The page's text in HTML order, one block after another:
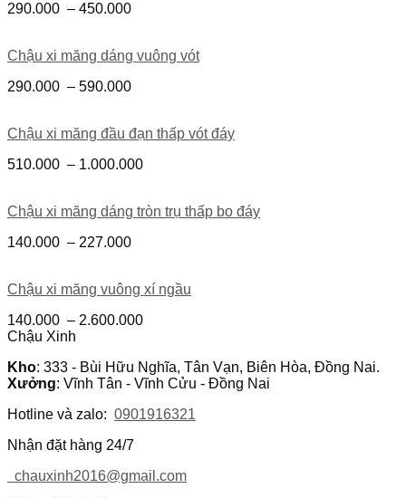
290.000 – 450.000
Chậu xi măng dáng vuông vót
290.000 – 590.000
Chậu xi măng đầu đạn thấp vót đáy
510.000 – 1.000.000
Chậu xi măng dáng tròn trụ thấp bo đáy
140.000 – 227.000
Chậu xi măng vuông xí ngầu
140.000 – 2.600.000
Chậu Xinh
Kho: 333 - Bùi Hữu Nghĩa, Tân Vạn, Biên Hòa, Đồng Nai.
Xưởng: Vĩnh Tân - Vĩnh Cửu - Đồng Nai
Hotline và zalo: 0901916321
Nhận đặt hàng 24/7
chauxinh2016@gmail.com